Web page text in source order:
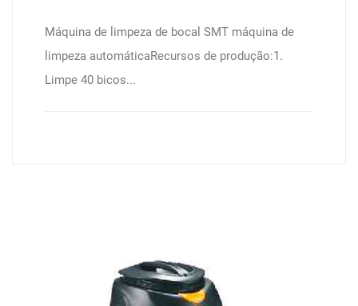
Máquina de limpeza de bocal SMT máquina de
limpeza automáticaRecursos de produção:1.
Limpe 40 bicos...